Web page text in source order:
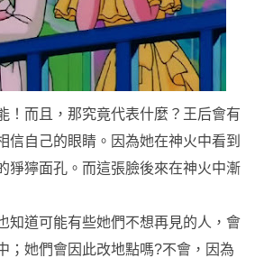
！而且，那究竟代表什麼？王后會有
信自己的眼睛。因為她在神火中看到
猙獰面孔。而這張臉後來在神火中漸
知道可能有些她們不想再見的人，會
；她們會因此改地點嗎?不會，因為